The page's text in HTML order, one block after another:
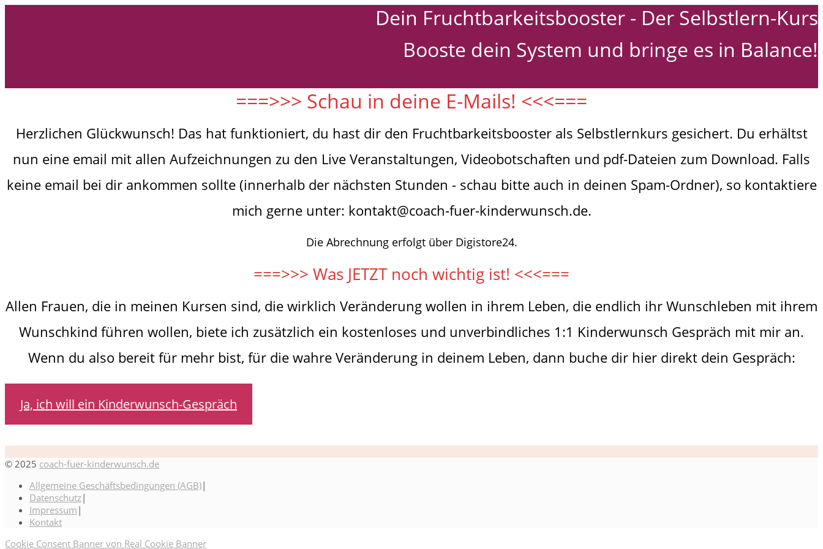
Dein Fruchtbarkeitsbooster - Der Selbstlern-Kurs
Booste dein System und bringe es in Balance!
===>>> Schau in deine E-Mails! <<<===
Herzlichen Glückwunsch! Das hat funktioniert, du hast dir den Fruchtbarkeitsbooster als Selbstlernkurs gesichert. Du erhältst
nun eine email mit allen Aufzeichnungen zu den Live Veranstaltungen, Videobotschaften und pdf-Dateien zum Download. Falls
keine email bei dir ankommen sollte (innerhalb der nächsten Stunden - schau bitte auch in deinen Spam-Ordner), so kontaktiere
mich gerne unter: kontakt@coach-fuer-kinderwunsch.de.
Die Abrechnung erfolgt über Digistore24.
===>>> Was JETZT noch wichtig ist! <<<===
Allen Frauen, die in meinen Kursen sind, die wirklich Veränderung wollen in ihrem Leben, die endlich ihr Wunschleben mit ihrem
Wunschkind führen wollen, biete ich zusätzlich ein kostenloses und unverbindliches 1:1 Kinderwunsch Gespräch mit mir an.
Wenn du also bereit für mehr bist, für die wahre Veränderung in deinem Leben, dann buche dir hier direkt dein Gespräch:
Ja, ich will ein Kinderwunsch-Gespräch
© 2025 coach-fuer-kinderwunsch.de
Allgemeine Geschäftsbedingungen (AGB)
Datenschutz
Impressum
Kontakt
Cookie Consent Banner von Real Cookie Banner